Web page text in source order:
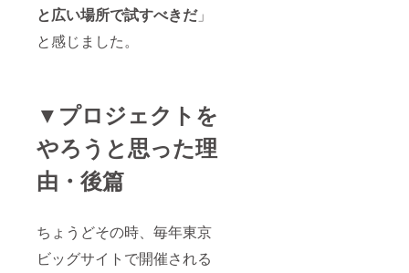
と広い場所で試すべきだ」
と感じました。
▼プロジェクトを
やろうと思った理
由・後篇
ちょうどその時、毎年東京
ビッグサイトで開催される